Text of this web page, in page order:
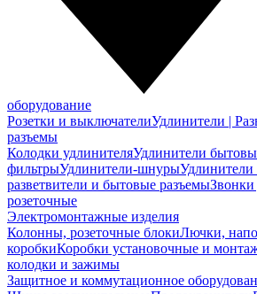
оборудование
Розетки и выключателиУдлинители |
разъемы
Колодки удлинителяУдлинители
фильтрыУдлинители-шнурыУдлинители
разветвители и бытовые разъемы
розеточные
Электромонтажные изделия
Колонны, розеточные блокиЛючки,
коробкиКоробки установочные и
колодки и зажимы
Защитное и коммутационное